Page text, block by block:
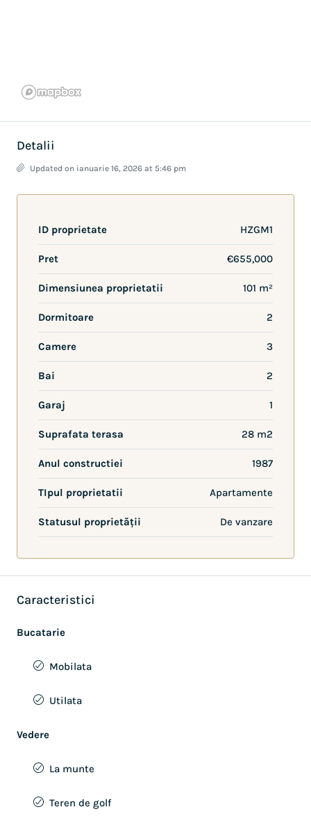
Detalii
Updated on ianuarie 16, 2026 at 5:46 pm
ID proprietate HZGM1
Pret €655,000
Dimensiunea proprietatii 101 m²
Dormitoare 2
Camere 3
Bai 2
Garaj 1
Suprafata terasa 28 m2
Anul constructiei 1987
TIpul proprietatii Apartamente
Statusul proprietății De vanzare
Caracteristici
Bucatarie
Mobilata
Utilata
Vedere
La munte
Teren de golf